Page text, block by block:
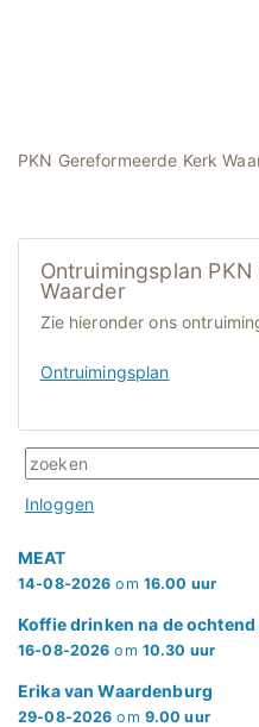
PKN Gereformeerde Kerk
Ontruimingsplan
Waarder
Zie hieronder ons
Ontruimingsplan
Inloggen
MEAT
14-08-2026 om 16.00 uur
Koffie drinken na de
16-08-2026 om 10.30 uur
Erika van Waardenburg
29-08-2026 om 9.00 uur